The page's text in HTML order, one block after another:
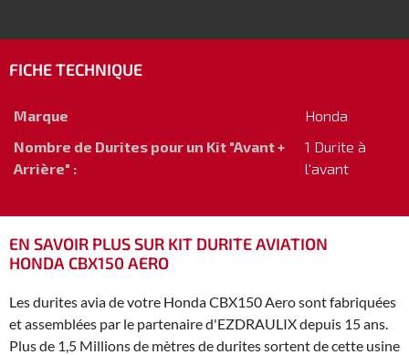
FICHE TECHNIQUE
Marque
Honda
Nombre de Durites pour un Kit "Avant +
Arrière" :
1 Durite à
l'avant
EN SAVOIR PLUS SUR KIT DURITE AVIATION
HONDA CBX150 AERO
Les durites avia de votre Honda CBX150 Aero sont fabriquées
et assemblées par le partenaire d'EZDRAULIX depuis 15 ans.
Plus de 1,5 Millions de mètres de durites sortent de cette usine